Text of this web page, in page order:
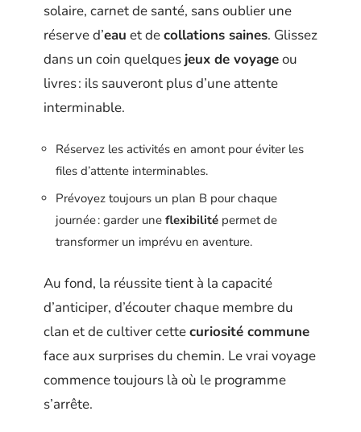
solaire, carnet de santé, sans oublier une
réserve d’eau et decollations saines. Glissez
dans un coin quelques jeux de voyageou
livres : ils sauveront plus d’une attente
interminable.
Réservez les activités en amont pour éviter les
files d’attente interminables.
Prévoyez toujours un plan B pour chaque
journée : garder une flexibilité permet de
transformer un imprévu en aventure.
Au fond, la réussite tient à la capacité
d’anticiper, d’écouter chaque membre du
clan et de cultiver cettecuriosité commune
face aux surprises du chemin. Le vrai voyage
commence toujours là où le programme
s’arrête.